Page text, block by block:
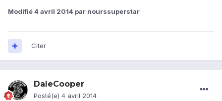
Modifié4 avril 2014 par nourssuperstar
Citer
DaleCooper
Posté(e) 4 avril 2014